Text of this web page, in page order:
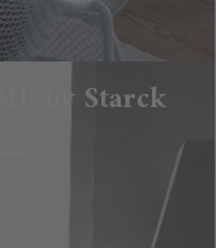
ME by Starck